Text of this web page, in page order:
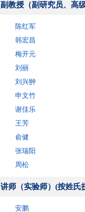
副教授（副研究员、高
陈红军
韩宏昌
梅开元
刘丽
刘兴翀
申文竹
谢佳乐
王芳
俞健
张瑞阳
周松
讲师（实验师）(按姓氏
安鹏